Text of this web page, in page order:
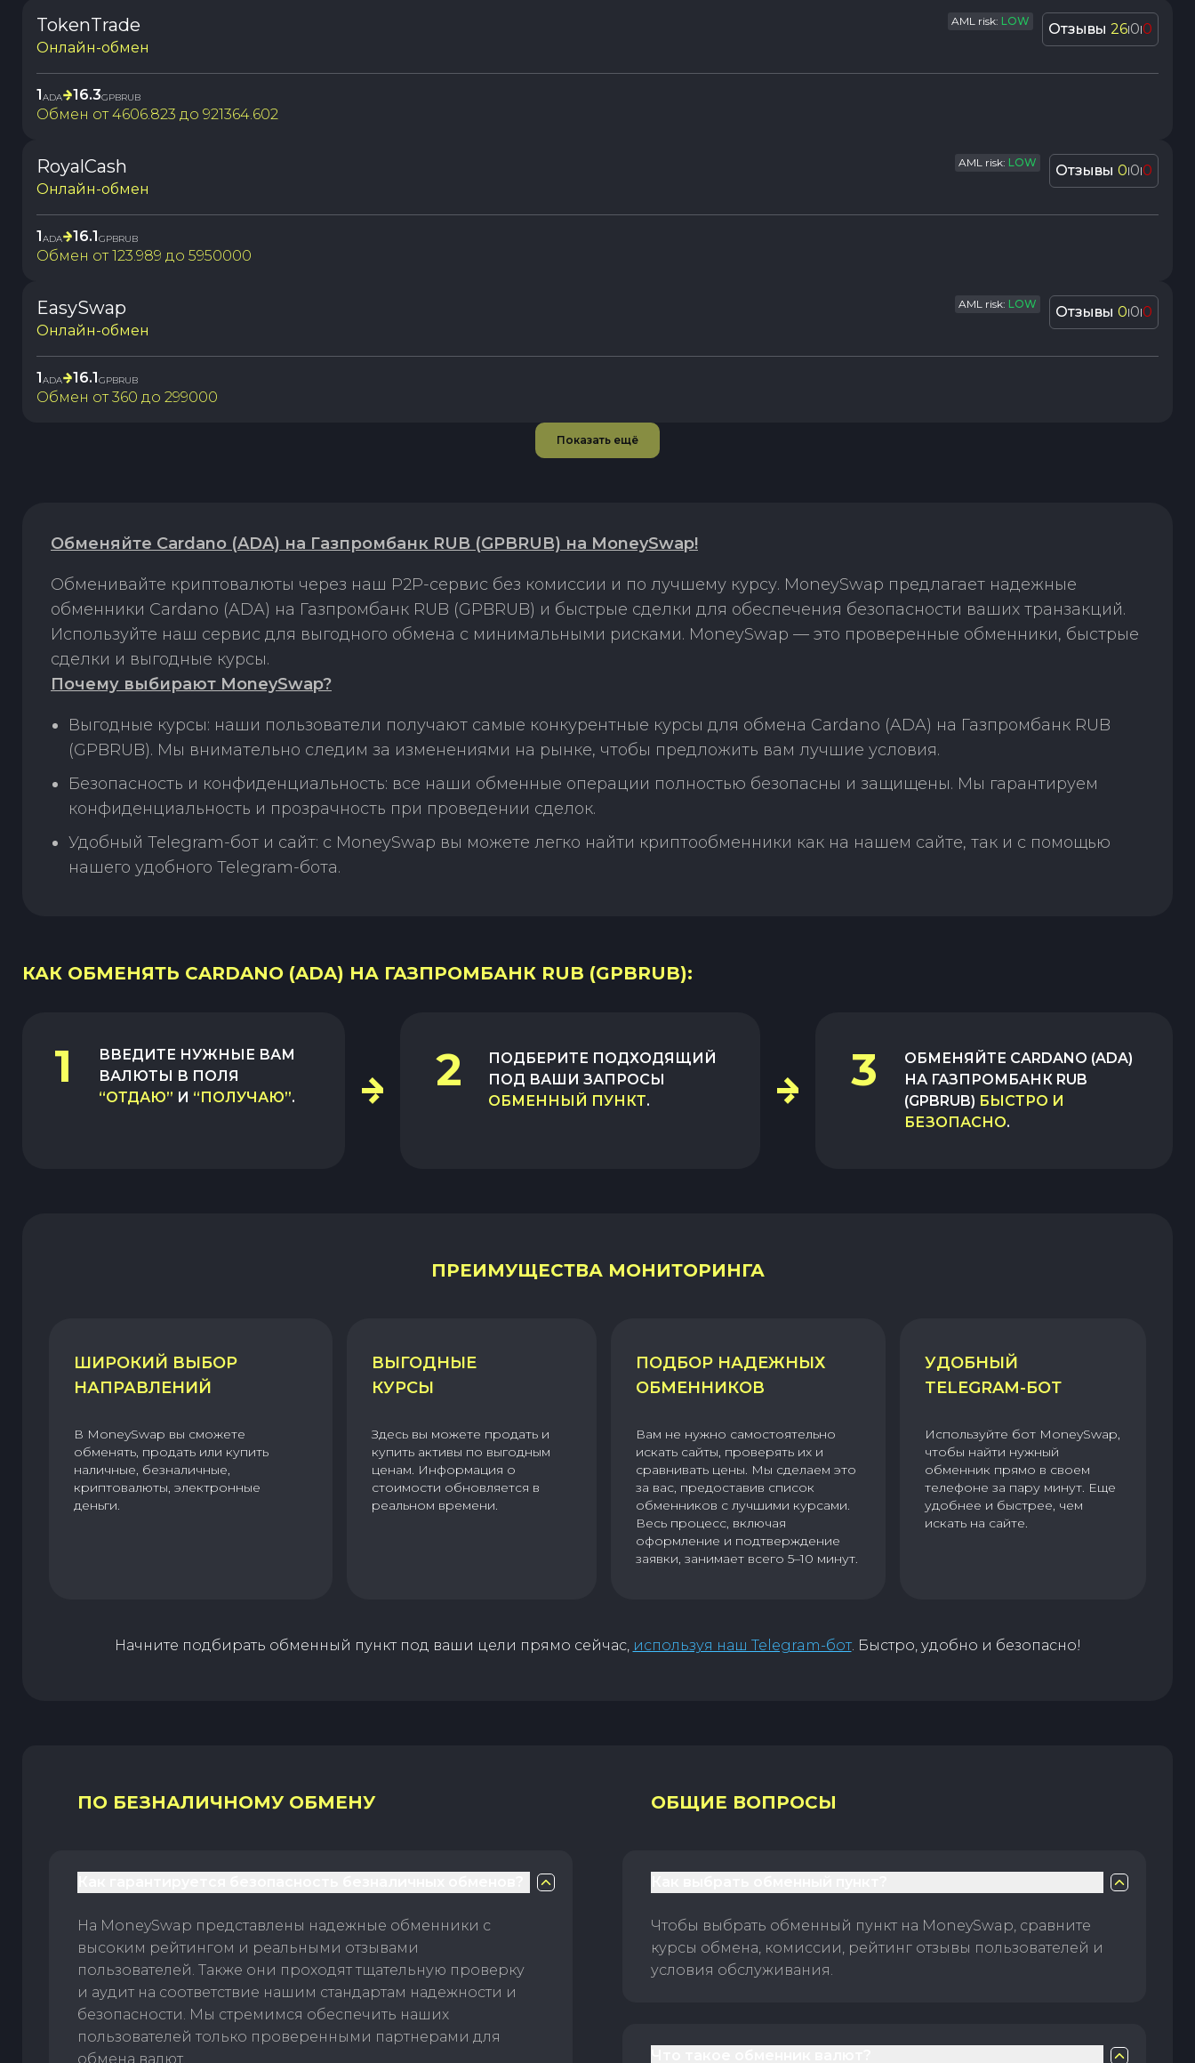
TokenTrade AML risk: LOW
Онлайн-обмен
Отзывы 26|0|0
1ADA 16.3GPBRUB
Обмен от4606.823 до 921364.602
RoyalCash AML risk: LOW
Онлайн-обмен
Отзывы 0|0|0
1ADA 16.1GPBRUB
Обмен от123.989 до 5950000
EasySwap AML risk: LOW
Онлайн-обмен
Отзывы 0|0|0
1ADA 16.1GPBRUB
Обмен от360 до 299000
Показать ещё
Обменяйте Cardano (ADA) на Газпромбанк RUB (GPBRUB) на MoneySwap!
Обменивайте криптовалюты через наш P2P-сервис без комиссии и по лучшему курсу. MoneySwap предлагает надежные
обменники Cardano (ADA) на Газпромбанк RUB (GPBRUB) и быстрые сделки для обеспечения безопасности ваших транзакций.
Используйте наш сервис для выгодного обмена с минимальными рисками. MoneySwap — это проверенные обменники, быстрые
сделки и выгодные курсы.
Почему выбирают MoneySwap?
Выгодные курсы: наши пользователи получают самые конкурентные курсы для обмена Cardano (ADA) на Газпромбанк RUB
(GPBRUB). Мы внимательно следим за изменениями на рынке, чтобы предложить вам лучшие условия.
Безопасность и конфиденциальность: все наши обменные операции полностью безопасны и защищены. Мы гарантируем
конфиденциальность и прозрачность при проведении сделок.
Удобный Telegram-бот и сайт: с MoneySwap вы можете легко найти криптообменники как на нашем сайте, так и с помощью
нашего удобного Telegram-бота.
КАК ОБМЕНЯТЬ CARDANO (ADA) НА ГАЗПРОМБАНК RUB (GPBRUB):
1
ВВЕДИТЕ НУЖНЫЕ ВАМ
ВАЛЮТЫ В ПОЛЯ
“ОТДАЮ” И “ПОЛУЧАЮ”.
2
ПОДБЕРИТЕ ПОДХОДЯЩИЙ
ПОД ВАШИ ЗАПРОСЫ
ОБМЕННЫЙ ПУНКТ.
3 ОБМЕНЯЙТЕ CARDANO (ADA)
НА ГАЗПРОМБАНК RUB
(GPBRUB) БЫСТРО И
БЕЗОПАСНО.
ПРЕИМУЩЕСТВА МОНИТОРИНГА
ШИРОКИЙ ВЫБОР
НАПРАВЛЕНИЙ
В MoneySwap вы сможете
обменять, продать или купить
наличные, безналичные,
криптовалюты, электронные
деньги.
ВЫГОДНЫЕ
КУРСЫ
Здесь вы можете продать и
купить активы по выгодным
ценам. Информация о
стоимости обновляется в
реальном времени.
ПОДБОР НАДЕЖНЫХ
ОБМЕННИКОВ
Вам не нужно самостоятельно
искать сайты, проверять их и
сравнивать цены. Мы сделаем это
за вас, предоставив список
обменников с лучшими курсами.
Весь процесс, включая
оформление и подтверждение
заявки, занимает всего 5–10 минут.
УДОБНЫЙ
TELEGRAM-БОТ
Используйте бот MoneySwap,
чтобы найти нужный
обменник прямо в своем
телефоне за пару минут. Еще
удобнее и быстрее, чем
искать на сайте.
Начните подбирать обменный пункт под ваши цели прямо сейчас, используя наш Telegram-бот. Быстро, удобно и безопасно!
ПО БЕЗНАЛИЧНОМУ ОБМЕНУ
На MoneySwap представлены надежные обменники с
высоким рейтингом и реальными отзывами
пользователей. Также они проходят тщательную проверку
и аудит на соответствие нашим стандартам надежности и
безопасности. Мы стремимся обеспечить наших
пользователей только проверенными партнерами для
обмена валют.
ОБЩИЕ ВОПРОСЫ
Чтобы выбрать обменный пункт на MoneySwap, сравните
курсы обмена, комиссии, рейтинг отзывы пользователей и
условия обслуживания.